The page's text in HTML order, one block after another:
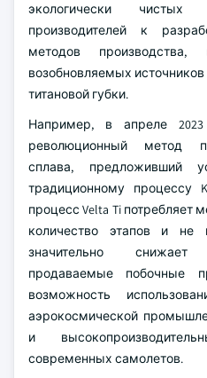
экологически чистых
производителей к
методов производства,
возобновляемых
титановой губки.
Например, в апреле
революционный метод
сплава, предложивший
традиционному процессу
процесс Velta Ti потребляет
количество этапов и не
значительно
продаваемые побочные
возможность
аэрокосмической
и
современных самолетов.